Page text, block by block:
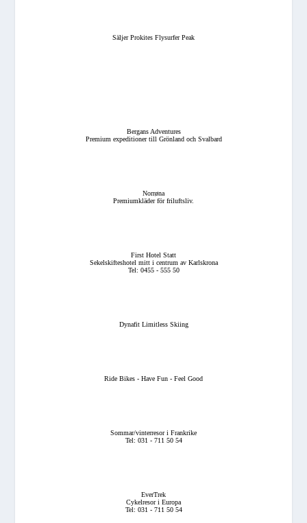
Säljer Prokites Flysurfer Peak
Bergans Adventures
Premium expeditioner till Grönland och Svalbard
Norrøna
Premiumkläder för friluftsliv.
First Hotel Statt
Sekelskifteshotel mitt i centrum av Karlskrona
Tel: 0455 - 555 50
Dynafit Limitless Skiing
Ride Bikes - Have Fun - Feel Good
Sommar/vinterresor i Frankrike
Tel: 031 - 711 50 54
EverTrek
Cykelresor i Europa
Tel: 031 - 711 50 54